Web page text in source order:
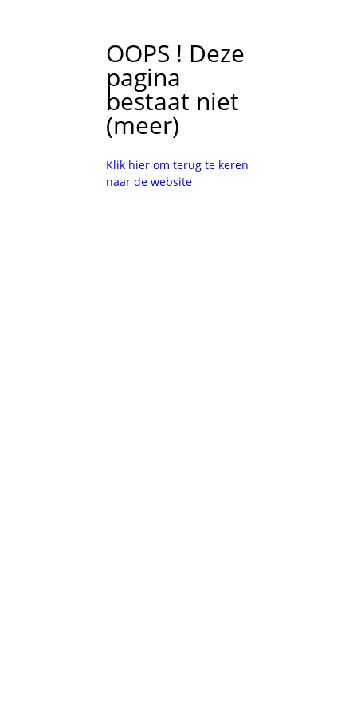
OOPS ! Deze
pagina
bestaat niet
(meer)
Klik hier om terug te keren
naar de website